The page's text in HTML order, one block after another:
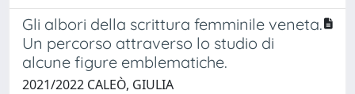
Gli albori della scrittura femminile veneta.
Un percorso attraverso lo studio di
alcune figure emblematiche.
2021/2022 CALEÒ, GIULIA